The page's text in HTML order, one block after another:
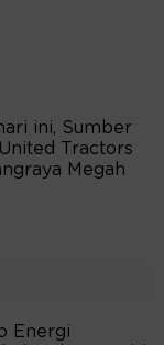
ini, Sumber
Tractors
Megah
Energi